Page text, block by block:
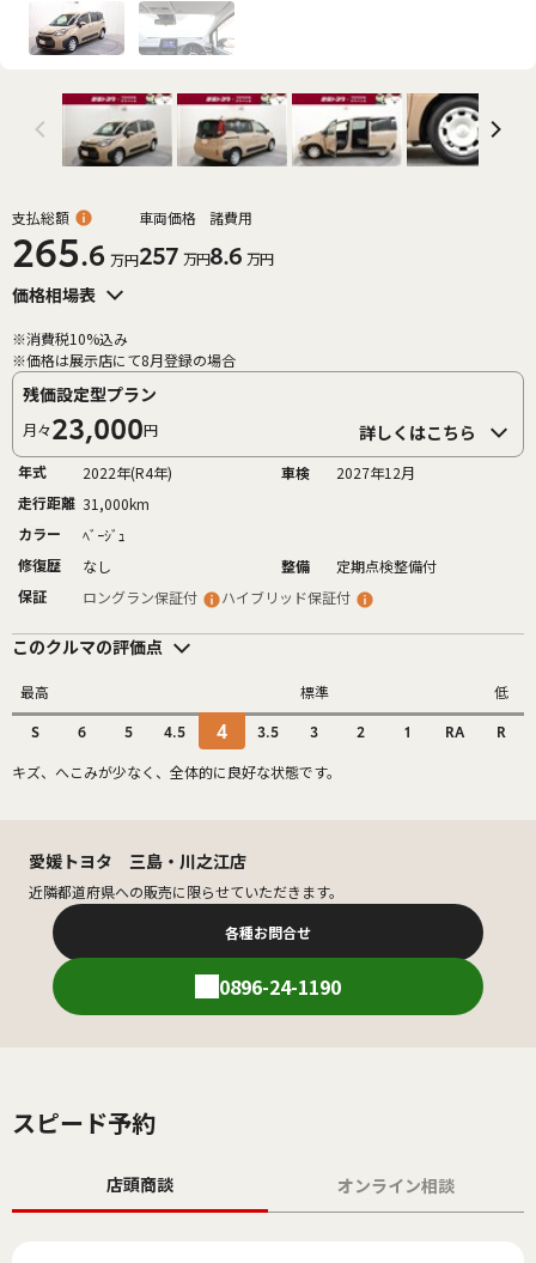
支払総額
265.6 万円
車両価格
257 万円
諸費用
8.6 万円
価格相場表
※消費税10%込み
※価格は展示店にて8月登録の場合
残価設定型プラン
月々23,000円 詳しくはこちら
年式 2022年(R4年) 車検
2027年12月
走行距離 31,000km
カラー
ﾍﾞｰｼﾞｭ
修復歴
なし 整備
定期点検整備付
保証
ロングラン保証付 ハイブリッド保証付
このクルマの評価点
最高 標準 低
S 6 5 4.5 4 3.5 3 2 1 RA R
キズ、へこみが少なく、全体的に良好な状態です。
愛媛トヨタ 三島・川之江店
近隣都道府県への販売に限らせていただきます。
各種お問合せ
0896-24-1190
スピード予約
店頭商談 オンライン相談